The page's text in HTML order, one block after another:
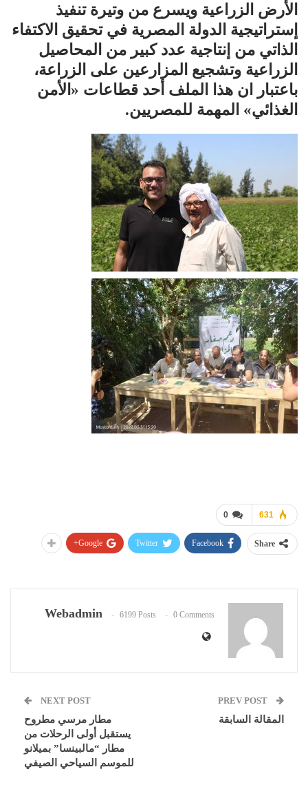
الأرض الزراعية ويسرع من وتيرة تنفيذ
إستراتيجية الدولة المصرية في تحقيق الاكتفاء
الذاتي من إنتاجية عدد كبير من المحاصيل
الزراعية وتشجيع المزارعين على الزراعة،
باعتبار ان هذا الملف أحد قطاعات «الأمن
الغذائي» المهمة للمصريين.
0 631
Share
Facebook
Twitter
Google+
Webadmin 6199 Posts 0 Comments
المقالة السابقة
NEXT POST
مطار مرسي مطروح
يستقبل أولى الرحلات من
مطار “مالبينسا” بميلانو
للموسم السياحي الصيفي